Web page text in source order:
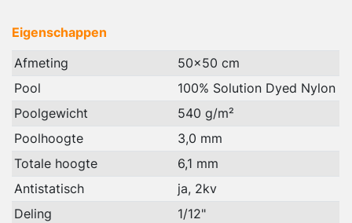
Eigenschappen
Afmeting
50x50 cm
Pool
100% Solution Dyed Nylon
Poolgewicht
540 g/m²
Poolhoogte
3,0 mm
Totale hoogte
6,1 mm
Antistatisch
ja, 2kv
Deling
1/12"